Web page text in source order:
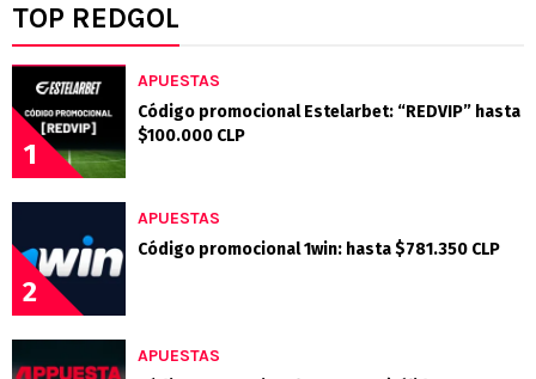
TOP REDGOL
1
APUESTAS
Código promocional Estelarbet: “REDVIP” hasta
$100.000 CLP
2
APUESTAS
Código promocional 1win: hasta $781.350 CLP
APUESTAS